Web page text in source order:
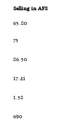
Selling in AFS
65.80
75
86.50
17.41
1.38
690